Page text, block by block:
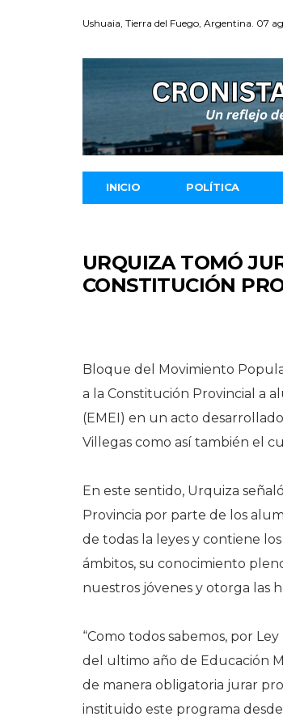
Ushuaia, Tierra del Fuego, Argentina. 07
INICIO POLÍTICA
URQUIZA TOMÓ
CONSTITUCIÓN
Bloque del Movimiento
a la Constitución Provincial a
(EMEI) en un acto
Villegas como así también el
En este sentido, Urquiza
Provincia por parte de los
de todas la leyes y contiene
ámbitos, su conocimiento
nuestros jóvenes y otorga las
“Como todos sabemos, por
del ultimo año de Educación
de manera obligatoria jurar
instituido este programa